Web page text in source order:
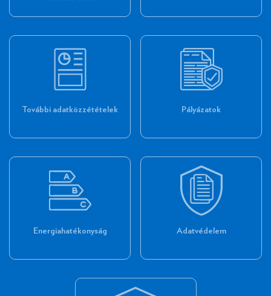
További adatközzétételek Pályázatok
Energiahatékonyság Adatvédelem